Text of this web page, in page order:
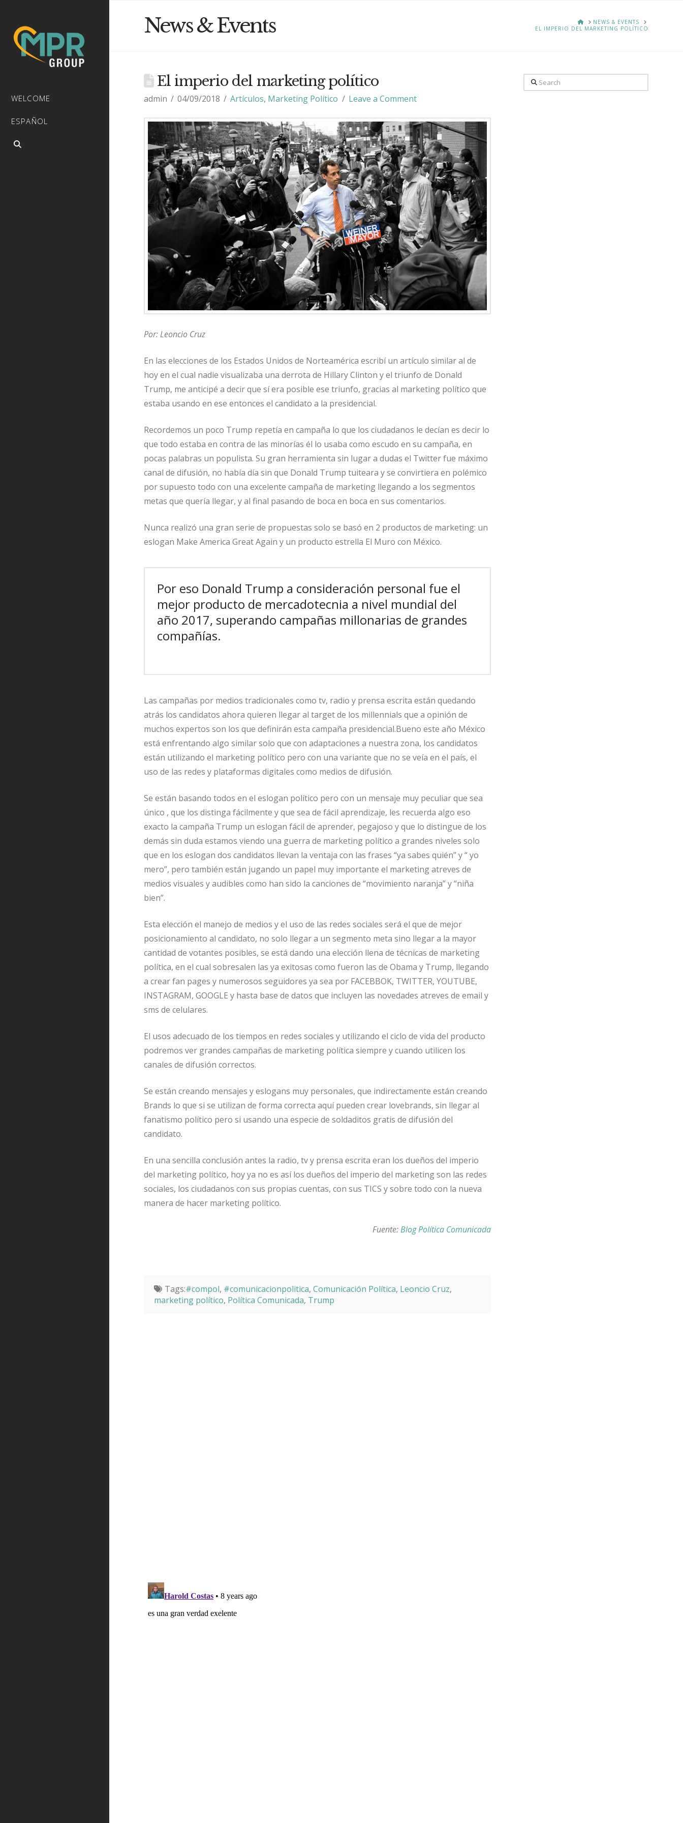
WELCOME
ESPAÑOL
News & Events HOMENEWS & EVENTS
EL IMPERIO DEL MARKETING POLÍTICO
El imperio del marketing político
admin 04/09/2018 Artículos, Marketing Político Leave a Comment
Por: Leoncio Cruz
En las elecciones de los Estados Unidos de Norteamérica escribí un artículo similar al de
hoy en el cual nadie visualizaba una derrota de Hillary Clinton y el triunfo de Donald
Trump, me anticipé a decir que sí era posible ese triunfo, gracias al marketing político que
estaba usando en ese entonces el candidato a la presidencial.
Recordemos un poco Trump repetía en campaña lo que los ciudadanos le decían es decir lo
que todo estaba en contra de las minorías él lo usaba como escudo en su campaña, en
pocas palabras un populista. Su gran herramienta sin lugar a dudas el Twitter fue máximo
canal de difusión, no había día sin que Donald Trump tuiteara y se convirtiera en polémico
por supuesto todo con una excelente campaña de marketing llegando a los segmentos
metas que quería llegar, y al final pasando de boca en boca en sus comentarios.
Nunca realizó una gran serie de propuestas solo se basó en 2 productos de marketing: un
eslogan Make America Great Again y un producto estrella El Muro con México.
Por eso Donald Trump a consideración personal fue el
mejor producto de mercadotecnia a nivel mundial del
año 2017, superando campañas millonarias de grandes
compañías.
Las campañas por medios tradicionales como tv, radio y prensa escrita están quedando
atrás los candidatos ahora quieren llegar al target de los millennials que a opinión de
muchos expertos son los que definirán esta campaña presidencial.Bueno este año México
está enfrentando algo similar solo que con adaptaciones a nuestra zona, los candidatos
están utilizando el marketing político pero con una variante que no se veía en el país, el
uso de las redes y plataformas digitales como medios de difusión.
Se están basando todos en el eslogan político pero con un mensaje muy peculiar que sea
único , que los distinga fácilmente y que sea de fácil aprendizaje, les recuerda algo eso
exacto la campaña Trump un eslogan fácil de aprender, pegajoso y que lo distingue de los
demás sin duda estamos viendo una guerra de marketing político a grandes niveles solo
que en los eslogan dos candidatos llevan la ventaja con las frases “ya sabes quién” y “ yo
mero”, pero también están jugando un papel muy importante el marketing atreves de
medios visuales y audibles como han sido la canciones de “movimiento naranja” y “niña
bien”.
Esta elección el manejo de medios y el uso de las redes sociales será el que de mejor
posicionamiento al candidato, no solo llegar a un segmento meta sino llegar a la mayor
cantidad de votantes posibles, se está dando una elección llena de técnicas de marketing
política, en el cual sobresalen las ya exitosas como fueron las de Obama y Trump, llegando
a crear fan pages y numerosos seguidores ya sea por FACEBBOK, TWITTER, YOUTUBE,
INSTAGRAM, GOOGLE y hasta base de datos que incluyen las novedades atreves de email y
sms de celulares.
El usos adecuado de los tiempos en redes sociales y utilizando el ciclo de vida del producto
podremos ver grandes campañas de marketing política siempre y cuando utilicen los
canales de difusión correctos.
Se están creando mensajes y eslogans muy personales, que indirectamente están creando
Brands lo que si se utilizan de forma correcta aquí pueden crear lovebrands, sin llegar al
fanatismo político pero si usando una especie de soldaditos gratis de difusión del
candidato.
En una sencilla conclusión antes la radio, tv y prensa escrita eran los dueños del imperio
del marketing político, hoy ya no es así los dueños del imperio del marketing son las redes
sociales, los ciudadanos con sus propias cuentas, con sus TICS y sobre todo con la nueva
manera de hacer marketing político.
Fuente:Blog Política Comunicada
Tags:#compol, #comunicacionpolitica, Comunicación Política, Leoncio Cruz,
marketing político, Política Comunicada, Trump
Search